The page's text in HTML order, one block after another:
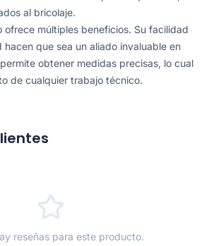
al bricolaje.
ofrece múltiples beneficios. Su facilidad
que sea un aliado invaluable en
obtener medidas precisas, lo cual
de cualquier trabajo técnico.
reseñas para este producto.